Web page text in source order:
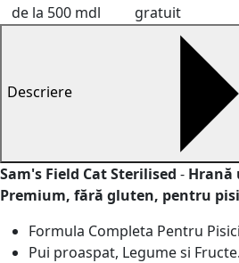
de la 500 mdl
gratuit
Descriere
Sam's Field Cat Sterilised - Hrană
Premium, fără gluten, pentru
Formula Completa Pentru
Pui proaspat, Legume si Fructe.